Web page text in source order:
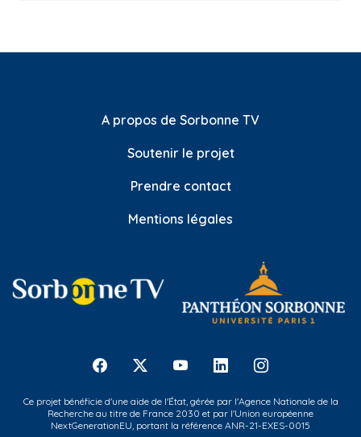
A propos de Sorbonne TV
Soutenir le projet
Prendre contact
Mentions légales
Ce projet bénéficie d'une aide de l'État, gérée par l'Agence Nationale de la
Recherche au titre de France 2030 et par l'Union européenne
NextGenerationEU, portant la référence ANR-21-EXES-0015